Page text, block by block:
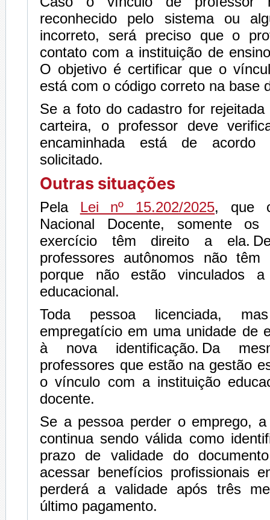
reconhecido pelo sistema ou
incorreto, será preciso que o
contato com a instituição de
O objetivo é certificar que o
está com o código correto na base
Se a foto do cadastro for rejeitada
carteira, o professor deve
encaminhada está de
solicitado.
Outras situações
Pela Lei nº 15.202/2025, que
Nacional Docente, somente os
exercício têm direito a ela.
professores autônomos não
porque não estão vinculados
educacional.
Toda pessoa licenciada,
empregatício em uma unidade de
à nova identificação. Da
professores que estão na gestão
o vínculo com a instituição
docente.
Se a pessoa perder o emprego,
continua sendo válida como
prazo de validade do
acessar benefícios profissionais
perderá a validade após três
último pagamento.